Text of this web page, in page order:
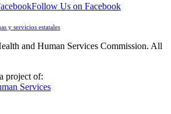
Follow Us on Facebook
y servicios estatales
and Human Services Commission. All
project of: